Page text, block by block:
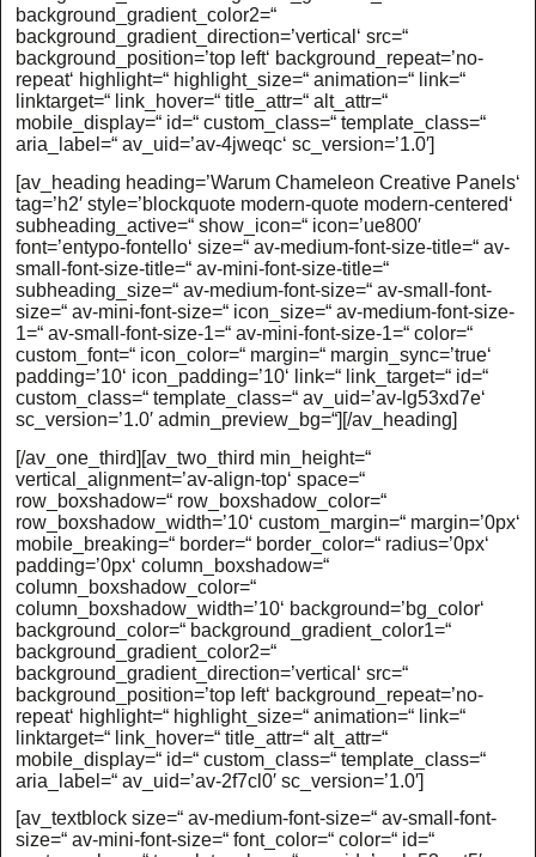
background_gradient_color2=“
background_gradient_direction=’vertical‘ src=“
background_position=’top left‘ background_repeat=’no-
repeat‘ highlight=“ highlight_size=“ animation=“ link=“
linktarget=“ link_hover=“ title_attr=“ alt_attr=“
mobile_display=“ id=“ custom_class=“ template_class=“
aria_label=“ av_uid=’av-4jweqc‘ sc_version=’1.0′]
[av_heading heading=’Warum Chameleon Creative Panels‘
tag=’h2′ style=’blockquote modern-quote modern-centered‘
subheading_active=“ show_icon=“ icon=’ue800′
font=’entypo-fontello‘ size=“ av-medium-font-size-title=“ av-
small-font-size-title=“ av-mini-font-size-title=“
subheading_size=“ av-medium-font-size=“ av-small-font-
size=“ av-mini-font-size=“ icon_size=“ av-medium-font-size-
1=“ av-small-font-size-1=“ av-mini-font-size-1=“ color=“
custom_font=“ icon_color=“ margin=“ margin_sync=’true‘
padding=’10‘ icon_padding=’10‘ link=“ link_target=“ id=“
custom_class=“ template_class=“ av_uid=’av-lg53xd7e‘
sc_version=’1.0′ admin_preview_bg=“][/av_heading]
[/av_one_third][av_two_third min_height=“
vertical_alignment=’av-align-top‘ space=“
row_boxshadow=“ row_boxshadow_color=“
row_boxshadow_width=’10‘ custom_margin=“ margin=’0px‘
mobile_breaking=“ border=“ border_color=“ radius=’0px‘
padding=’0px‘ column_boxshadow=“
column_boxshadow_color=“
column_boxshadow_width=’10‘ background=’bg_color‘
background_color=“ background_gradient_color1=“
background_gradient_color2=“
background_gradient_direction=’vertical‘ src=“
background_position=’top left‘ background_repeat=’no-
repeat‘ highlight=“ highlight_size=“ animation=“ link=“
linktarget=“ link_hover=“ title_attr=“ alt_attr=“
mobile_display=“ id=“ custom_class=“ template_class=“
aria_label=“ av_uid=’av-2f7cl0′ sc_version=’1.0′]
[av_textblock size=“ av-medium-font-size=“ av-small-font-
size=“ av-mini-font-size=“ font_color=“ color=“ id=“